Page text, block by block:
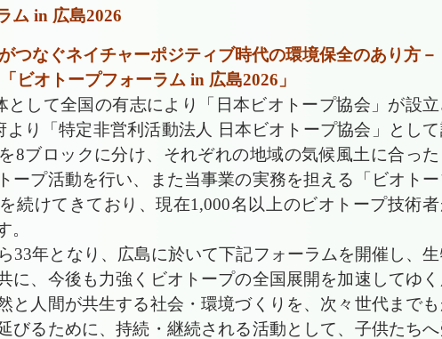
ム in 広島2026
つなぐネイチャーポジティブ時代の環境保全のあり⽅－
「ビオトープフォーラム in 広島2026」
して全国の有志により「日本ビオトープ協会」が設
より「特定非営利活動法人 日本ビオトープ協会」とし
8ブロックに分け、それぞれの地域の気候風土に合っ
ープ活動を行い、また当事業の実務を担える「ビオト
続けてきており、現在1,000名以上のビオトープ技術
。
33年となり、広島に於いて下記フォーラムを開催し、
に、今後も力強くビオトープの全国展開を加速してゆ
と人間が共生する社会・環境づくりを、次々世代まで
びるために、持続・継続される活動として、子供たち